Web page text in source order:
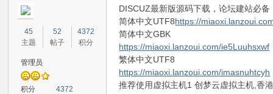
45
主题
52
帖子
4372
积分
管理员
积分 4372
DISCUZ最新版源码下载，论坛建站必备
简体中文UTF8https://
简体中文GBK
https://miaoxi.lanzoui.com/ie5Luuhsxwf
繁体中文UTF8
https://miaoxi.lanzoui.com/imasnuhtcyh
推荐使用虚拟主机1 创梦云虚拟主机,香